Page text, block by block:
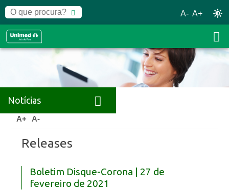
A- A+
Notícias
Home Notícias
A+ A-
Releases
Boletim Disque-Corona | 27 de
fevereiro de 2021